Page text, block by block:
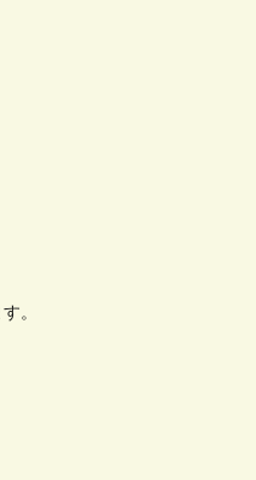
。